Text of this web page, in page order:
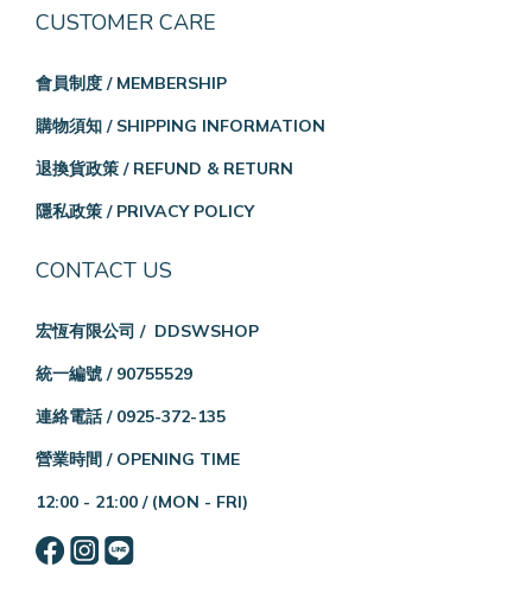
CUSTOMER CARE
會員制度 / MEMBERSHIP
購物須知 / SHIPPING INFORMATION
退換貨政策 / REFUND & RETURN
隱私政策 / PRIVACY POLICY
CONTACT US
宏恆有限公司 / DDSWSHOP
統一編號 / 90755529
連絡電話 / 0925-372-135
營業時間 / OPENING TIME
12:00 - 21:00 / (MON - FRI)